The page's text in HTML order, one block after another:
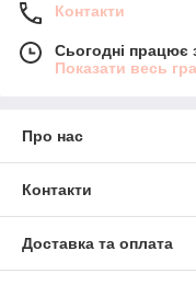
Контакти
Сьогодні працює
Показати весь
Про нас
Контакти
Доставка та оплата